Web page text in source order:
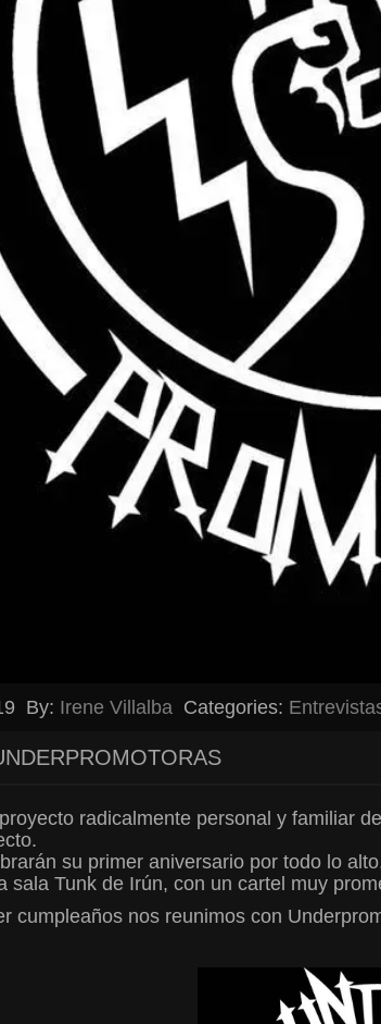
By: Irene Villalba Categories:
radicalmente personal y familiar
su primer aniversario por todo lo
sala Tunk de Irún, con un cartel muy
cumpleaños nos reunimos con